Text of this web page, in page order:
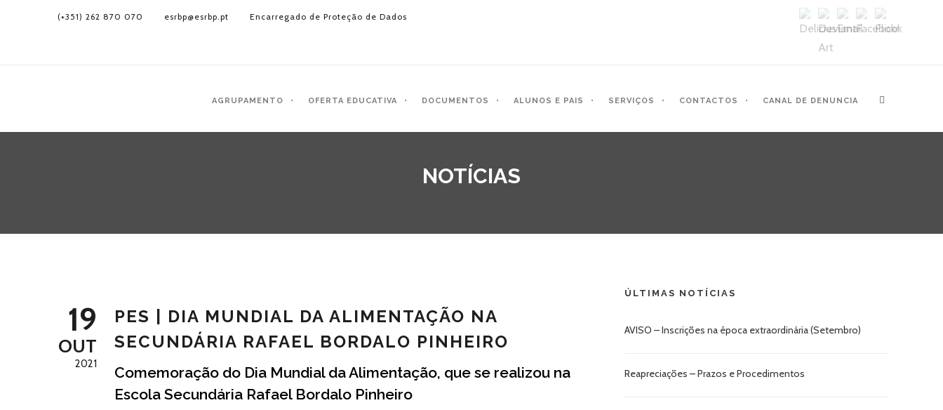
(+351) 262 870 070 esrbp@esrbp.pt Encarregado de Proteção de Dados
AGRUPAMENTO OFERTA EDUCATIVA DOCUMENTOS ALUNOS E PAIS SERVIÇOS CONTACTOS CANAL DE DENUNCIA
NOTÍCIAS
19
OUT
2021
PES | DIA MUNDIAL DA ALIMENTAÇÃO NA
SECUNDÁRIA RAFAEL BORDALO PINHEIRO
Comemoração do Dia Mundial da Alimentação, que se realizou na
Escola Secundária Rafael Bordalo Pinheiro
ÚLTIMAS NOTÍCIAS
AVISO – Inscrições na época extraordinária (Setembro)
Reapreciações – Prazos e Procedimentos